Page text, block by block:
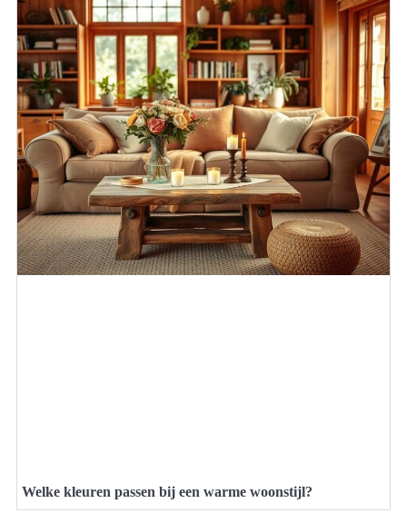
Welke kleuren passen bij een warme woonstijl?